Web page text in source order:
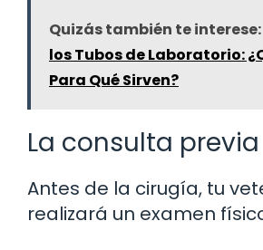
Quizás también te interese:
los Tubos de Laboratorio:
Para Qué Sirven?
La consulta previa
Antes de la cirugía, tu
realizará un examen